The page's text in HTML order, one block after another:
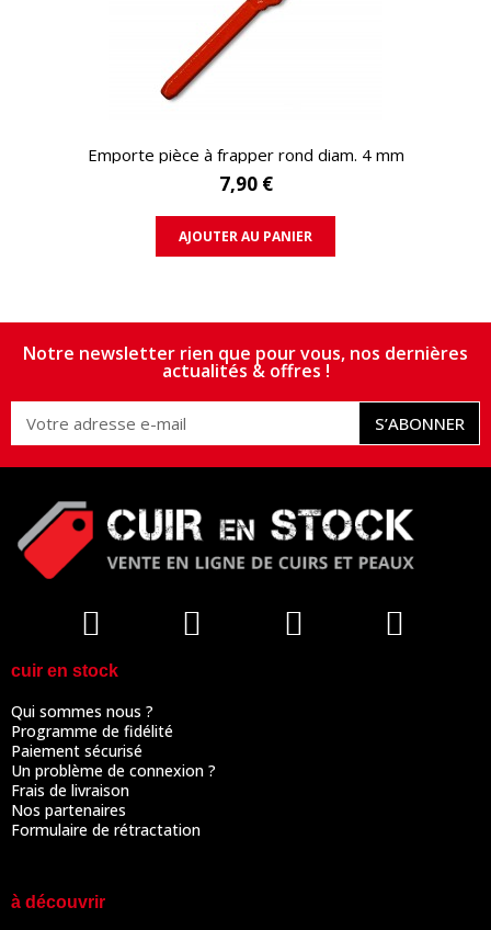
APERÇU RAPIDE
Emporte pièce à frapper rond diam. 4 mm
7,90 €
AJOUTER AU PANIER
Notre newsletter rien que pour vous, nos dernières
actualités & offres !
S’ABONNER
cuir en stock
Qui sommes nous ?
Programme de fidélité
Paiement sécurisé
Un problème de connexion ?
Frais de livraison
Nos partenaires
Formulaire de rétractation
à découvrir